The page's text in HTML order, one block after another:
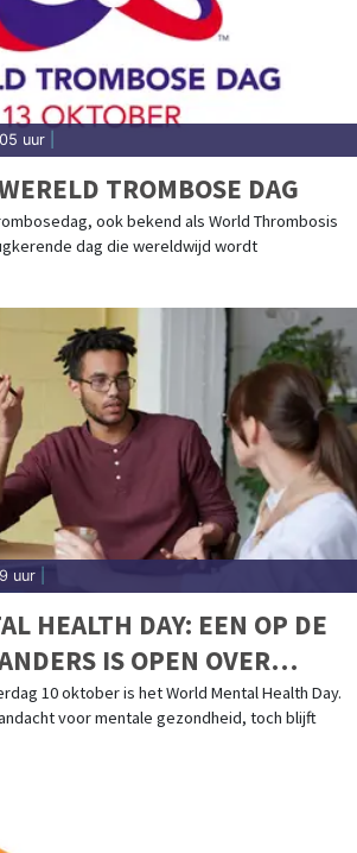
uur
TROMBOSE DAG
ook bekend als World Thrombosis
dag die wereldwijd wordt
uur
HEALTH DAY: EEN OP DE
IS OPEN OVER
10 oktober is het World Mental Health Day.
voor mentale gezondheid, toch blijft